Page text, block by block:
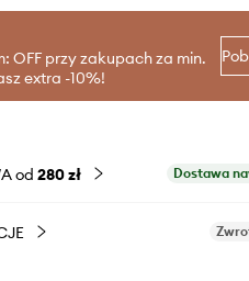
OFF przy zakupach za min.
extra -10%!
od 280 zł Dostawa